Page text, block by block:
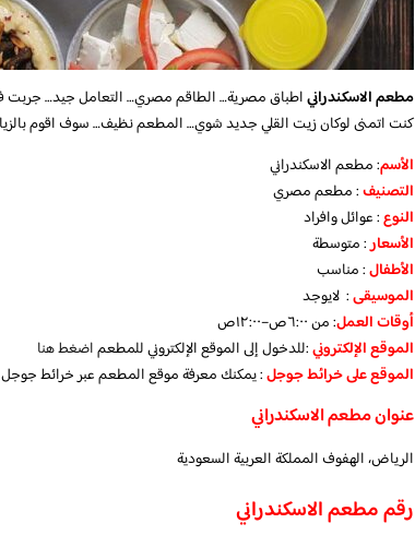
مطعم الاسكندرانياطباق مصرية… الطاقم مصري… التعامل جيد… جربت
كنت اتمنى لوكان زيت القلي جديد شوي… المطعم نظيف… سوف اقوم
الأسم: مطعم الاسكندراني
التصنيف: مطعم مصري
النوع: عوائل وافراد
الأسعار: متوسطة
الأطفال: مناسب
الموسيقى: لايوجد
أوقات العمل: من ٦:٠٠ص–١٢:٠٠ص
الموقع الإلكتروني:للدخول إلى الموقع الإلكتروني للمطعماضغط هنا
الموقع على خرائط جوجل: يمكنك معرفة موقع المطعم عبر خرائط جوجل
عنوان مطعم الاسكندراني
الرياض، الهفوف‎ المملكة العربية السعودية
رقم مطعم الاسكندراني